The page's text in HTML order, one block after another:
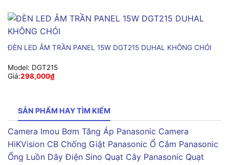
ĐÈN LED ÂM TRẦN PANEL 15W DGT215 DUHAL KHÔNG CHÓI
Model: DGT215
Giá:298,000₫
SẢN PHẨM HAY TÌM KIẾM
Camera Imou Bơm Tăng Áp Panasonic Camera
HiKVision CB Chống Giật Panasonic Ổ Cắm Panasonic
Ống Luồn Dây Điện Sino Quạt Cây Panasonic Quạt